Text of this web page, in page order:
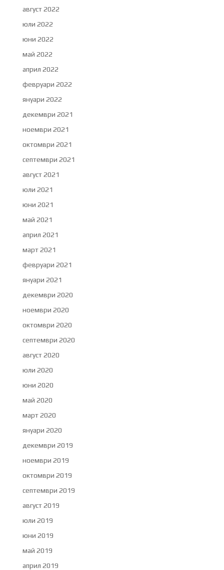
август 2022
юли 2022
юни 2022
май 2022
април 2022
февруари 2022
януари 2022
декември 2021
ноември 2021
октомври 2021
септември 2021
август 2021
юли 2021
юни 2021
май 2021
април 2021
март 2021
февруари 2021
януари 2021
декември 2020
ноември 2020
октомври 2020
септември 2020
август 2020
юли 2020
юни 2020
май 2020
март 2020
януари 2020
декември 2019
ноември 2019
октомври 2019
септември 2019
август 2019
юли 2019
юни 2019
май 2019
април 2019